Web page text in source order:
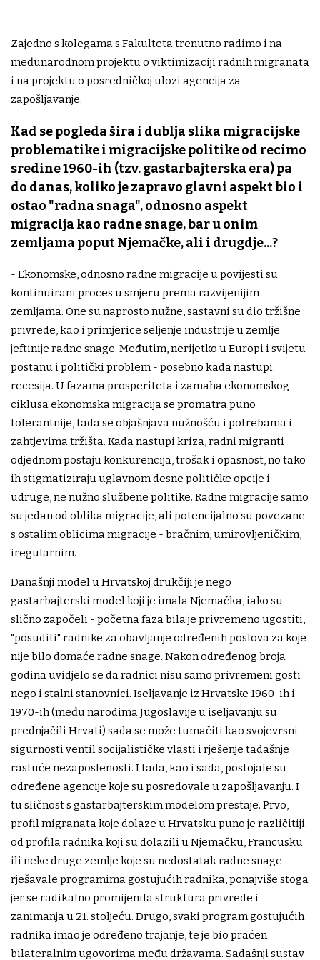
Zajedno s kolegama s Fakulteta trenutno radimo i na
međunarodnom projektu o viktimizaciji radnih migranata
i na projektu o posredničkoj ulozi agencija za
zapošljavanje.
Kad se pogleda šira i dublja slika migracijske
problematike i migracijske politike od recimo
sredine 1960-ih (tzv. gastarbajterska era) pa
do danas, koliko je zapravo glavni aspekt bio i
ostao "radna snaga", odnosno aspekt
migracija kao radne snage, bar u onim
zemljama poput Njemačke, ali i drugdje...?
- Ekonomske, odnosno radne migracije u povijesti su
kontinuirani proces u smjeru prema razvijenijim
zemljama. One su naprosto nužne, sastavni su dio tržišne
privrede, kao i primjerice seljenje industrije u zemlje
jeftinije radne snage. Međutim, nerijetko u Europi i svijetu
postanu i politički problem - posebno kada nastupi
recesija. U fazama prosperiteta i zamaha ekonomskog
ciklusa ekonomska migracija se promatra puno
tolerantnije, tada se objašnjava nužnošću i potrebama i
zahtjevima tržišta. Kada nastupi kriza, radni migranti
odjednom postaju konkurencija, trošak i opasnost, no tako
ih stigmatiziraju uglavnom desne političke opcije i
udruge, ne nužno službene politike. Radne migracije samo
su jedan od oblika migracije, ali potencijalno su povezane
s ostalim oblicima migracije - bračnim, umirovljeničkim,
iregularnim.
Današnji model u Hrvatskoj drukčiji je nego
gastarbajterski model koji je imala Njemačka, iako su
slično započeli - početna faza bila je privremeno ugostiti,
"posuditi" radnike za obavljanje određenih poslova za koje
nije bilo domaće radne snage. Nakon određenog broja
godina uvidjelo se da radnici nisu samo privremeni gosti
nego i stalni stanovnici. Iseljavanje iz Hrvatske 1960-ih i
1970-ih (među narodima Jugoslavije u iseljavanju su
prednjačili Hrvati) sada se može tumačiti kao svojevrsni
sigurnosti ventil socijalističke vlasti i rješenje tadašnje
rastuće nezaposlenosti. I tada, kao i sada, postojale su
određene agencije koje su posredovale u zapošljavanju. I
tu sličnost s gastarbajterskim modelom prestaje. Prvo,
profil migranata koje dolaze u Hrvatsku puno je različitiji
od profila radnika koji su dolazili u Njemačku, Francusku
ili neke druge zemlje koje su nedostatak radne snage
rješavale programima gostujućih radnika, ponajviše stoga
jer se radikalno promijenila struktura privrede i
zanimanja u 21. stoljeću. Drugo, svaki program gostujućih
radnika imao je određeno trajanje, te je bio praćen
bilateralnim ugovorima među državama. Sadašnji sustav